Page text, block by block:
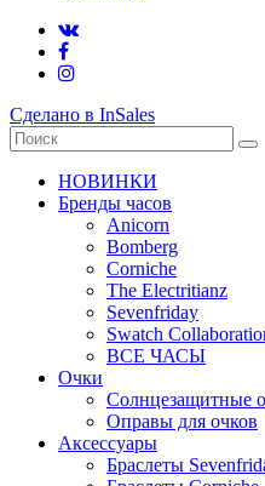
Сделано в InSales
НОВИНКИ
Бренды часов
Anicorn
Bomberg
Corniche
The Electritianz
Sevenfriday
Swatch
ВСЕ ЧАСЫ
Очки
Солнцезащитные
Оправы для очков
Аксессуары
Браслеты